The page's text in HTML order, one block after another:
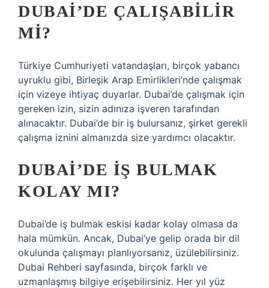
DUBAI’DE ÇALIŞABILIR
MI?
Türkiye Cumhuriyeti vatandaşları, birçok yabancı
uyruklu gibi, Birleşik Arap Emirlikleri’nde çalışmak
için vizeye ihtiyaç duyarlar. Dubai’de çalışmak için
gereken izin, sizin adınıza işveren tarafından
alınacaktır. Dubai’de bir iş bulursanız, şirket gerekli
çalışma iznini almanızda size yardımcı olacaktır.
DUBAI’DE IŞ BULMAK
KOLAY MI?
Dubai’de iş bulmak eskisi kadar kolay olmasa da
hala mümkün. Ancak, Dubai’ye gelip orada bir dil
okulunda çalışmayı planlıyorsanız, üzülebilirsiniz.
Dubai Rehberi sayfasında, birçok farklı ve
uzmanlaşmış bilgiye erişebilirsiniz. Her yıl yüz